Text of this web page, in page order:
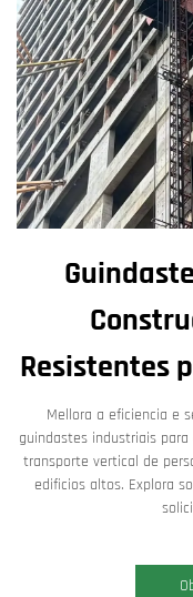
Resistentes
Mellora a eficiencia e
guindastes industriais
transporte vertical de
edificios altos. Explora